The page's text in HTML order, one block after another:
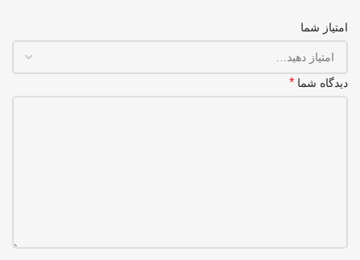
امتیاز شما
دیدگاه شما *